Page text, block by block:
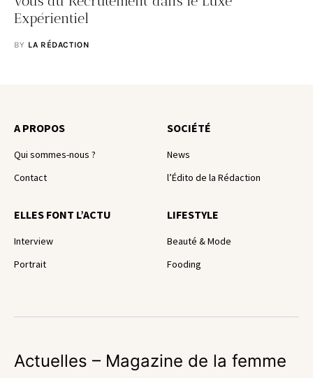
Expérientiel
BY LA RÉDACTION
A PROPOS
Qui sommes-nous ?
Contact
SOCIÉTÉ
News
l’Édito de la Rédaction
ELLES FONT L’ACTU
Interview
Portrait
LIFESTYLE
Beauté & Mode
Fooding
Actuelles – Magazine de la femme